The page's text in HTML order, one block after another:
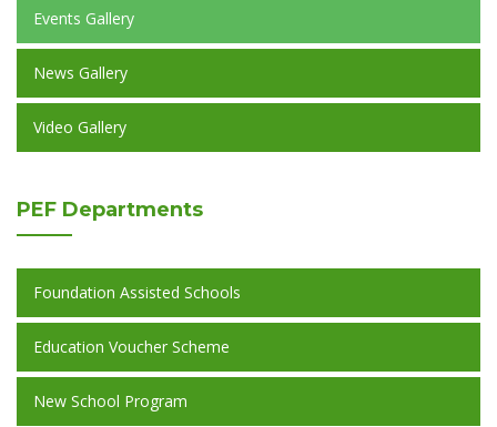
Events Gallery
News Gallery
Video Gallery
PEF Departments
Foundation Assisted Schools
Education Voucher Scheme
New School Program